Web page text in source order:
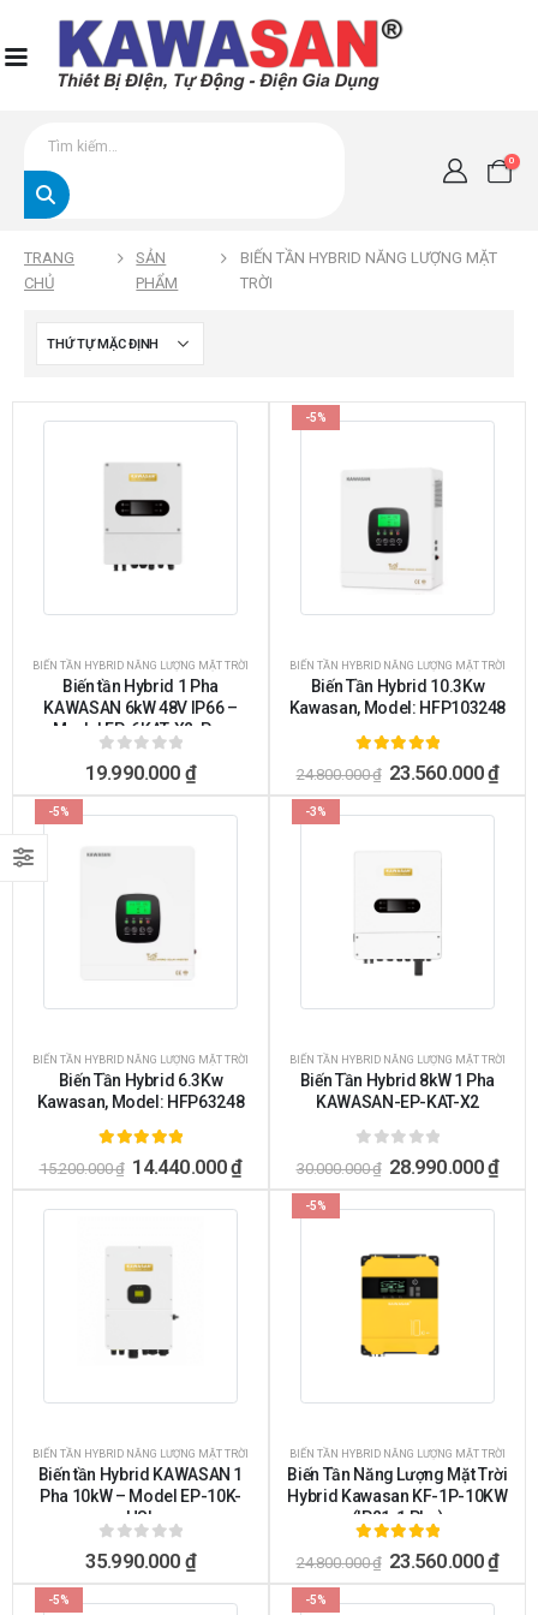
0
TRANG
CHỦ
SẢN
PHẨM
BIẾN TẦN HYBRID NĂNG LƯỢNG MẶT
TRỜI
BIẾN TẦN HYBRID NĂNG LƯỢNG MẶT TRỜI
Biến tần Hybrid 1 Pha
KAWASAN 6kW 48V IP66 –
Model EP-6KAT-X2-Pro
0 ngoài 5
19.990.000 ₫
-5%
BIẾN TẦN HYBRID NĂNG LƯỢNG MẶT TRỜI
Biến Tần Hybrid 10.3Kw
Kawasan, Model: HFP103248
5.00ngoài 5
24.800.000₫ 23.560.000₫
-5%
BIẾN TẦN HYBRID NĂNG LƯỢNG MẶT TRỜI
Biến Tần Hybrid 6.3Kw
Kawasan, Model: HFP63248
5.00ngoài 5
15.200.000₫ 14.440.000₫
-3%
BIẾN TẦN HYBRID NĂNG LƯỢNG MẶT TRỜI
Biến Tần Hybrid 8kW 1 Pha
KAWASAN-EP-KAT-X2
ngoài 5
30.000.000₫ 28.990.000₫
BIẾN TẦN HYBRID NĂNG LƯỢNG MẶT TRỜI
Biến tần Hybrid KAWASAN 1
Pha 10kW – Model EP-10K-
HSL
0 ngoài 5
35.990.000 ₫
-5%
BIẾN TẦN HYBRID NĂNG LƯỢNG MẶT TRỜI
Biến Tần Năng Lượng Mặt Trời
Hybrid Kawasan KF-1P-10KW
(IP21, 1 Pha)
5.00ngoài 5
24.800.000₫ 23.560.000₫
-5% -5%